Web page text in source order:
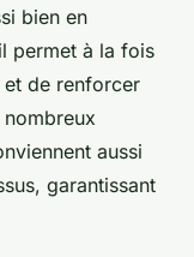
bien en
permet à la fois
et de renforcer
nombreux
aussi
garantissant